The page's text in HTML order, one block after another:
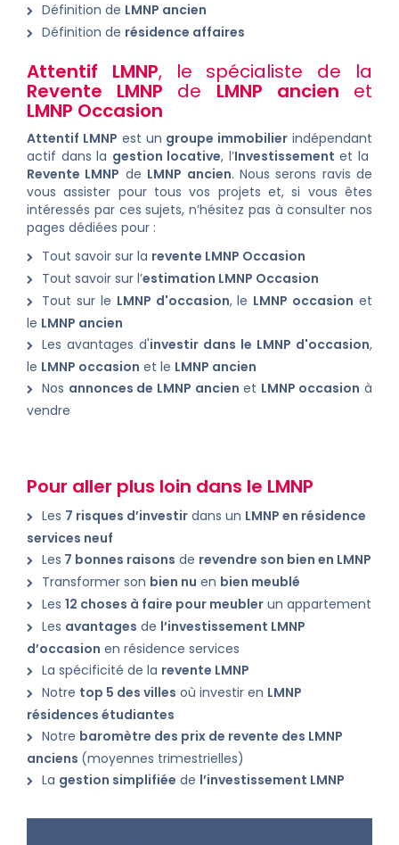
Définition de LMNP ancien
Définition de résidence affaires
Attentif LMNP, le spécialiste de la
Revente LMNP de LMNP ancien et
LMNP Occasion
Attentif LMNP est un groupe immobilier indépendant
actif dans la gestion locative, l’Investissement et la
Revente LMNP de LMNP ancien. Nous serons ravis de
vous assister pour tous vos projets et, si vous êtes
intéressés par ces sujets, n’hésitez pas à consulter nos
pages dédiées pour :
Tout savoir sur la revente LMNP Occasion
Tout savoir sur l’estimation LMNP Occasion
Tout sur le LMNP d'occasion, le LMNP occasion et
le LMNP ancien
Les avantages d'investir dans le LMNP d'occasion,
le LMNP occasion et le LMNP ancien
Nos annonces de LMNP ancien et LMNP occasion à
vendre
Pour aller plus loin dans le LMNP
Les 7 risques d’investir dans un LMNP en résidence
services neuf
Les 7 bonnes raisons de revendre son bien en LMNP
Transformer son bien nu en bien meublé
Les 12 choses à faire pour meubler un appartement
Les avantages de l’investissement LMNP
d’occasion en résidence services
La spécificité de la revente LMNP
Notre top 5 des villes où investir en LMNP
résidences étudiantes
Notre baromètre des prix de revente des LMNP
anciens (moyennes trimestrielles)
La gestion simplifiée de l’investissement LMNP